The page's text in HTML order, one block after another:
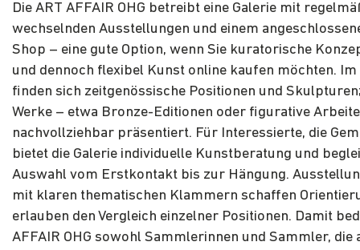
Die ART AFFAIR OHG betreibt eine Galerie mit
wechselnden Ausstellungen und einem
Shop – eine gute Option, wenn Sie kuratorische
und dennoch flexibel Kunst online kaufen möchten.
finden sich zeitgenössische Positionen und
Werke – etwa Bronze-Editionen oder figurative
nachvollziehbar präsentiert. Für Interessierte, die
bietet die Galerie individuelle Kunstberatung und
Auswahl vom Erstkontakt bis zur Hängung.
mit klaren thematischen Klammern schaffen
erlauben den Vergleich einzelner Positionen. Damit
AFFAIR OHG sowohl Sammlerinnen und Sammler, die